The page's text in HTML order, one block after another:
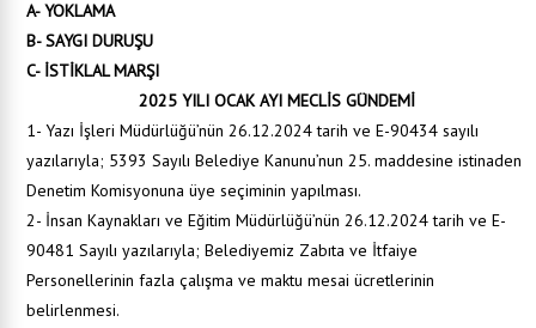
A- YOKLAMA
B- SAYGI DURUŞU
C- İSTİKLAL MARŞI
2025 YILI OCAK AYI MECLİS GÜNDEMİ
1- Yazı İşleri Müdürlüğü’nün 26.12.2024 tarih ve E-90434 sayılı
yazılarıyla; 5393 Sayılı Belediye Kanunu’nun 25. maddesine istinaden
Denetim Komisyonuna üye seçiminin yapılması.
2- İnsan Kaynakları ve Eğitim Müdürlüğü’nün 26.12.2024 tarih ve E-
90481 Sayılı yazılarıyla; Belediyemiz Zabıta ve İtfaiye
Personellerinin fazla çalışma ve maktu mesai ücretlerinin
belirlenmesi.